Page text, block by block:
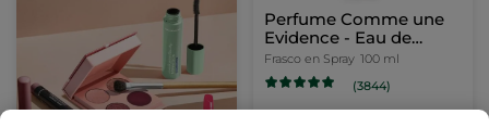
Perfume Comme une
Evidence - Eau de
Parfum
Frasco en Spray 100 ml
(3844)